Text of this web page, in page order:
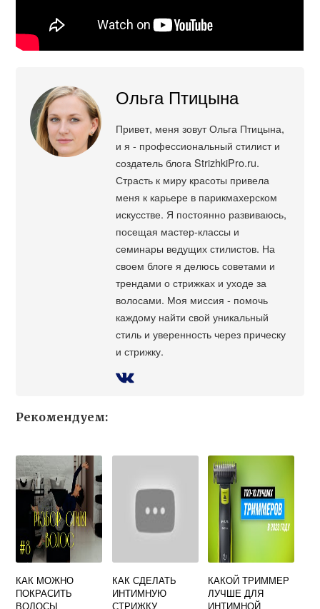
Ольга Птицына
Привет, меня зовут Ольга Птицына,
и я - профессиональный стилист и
создатель блога StrizhkiPro.ru.
Страсть к миру красоты привела
меня к карьере в парикмахерском
искусстве. Я постоянно развиваюсь,
посещая мастер-классы и
семинары ведущих стилистов. На
своем блоге я делюсь советами и
трендами о стрижках и уходе за
волосами. Моя миссия - помочь
каждому найти свой уникальный
стиль и уверенность через прическу
и стрижку.
Рекомендуем:
КАК МОЖНО
ПОКРАСИТЬ
ВОЛОСЫ
КАК СДЕЛАТЬ
ИНТИМНУЮ
СТРИЖКУ
КАКОЙ ТРИММЕР
ЛУЧШЕ ДЛЯ
ИНТИМНОЙ